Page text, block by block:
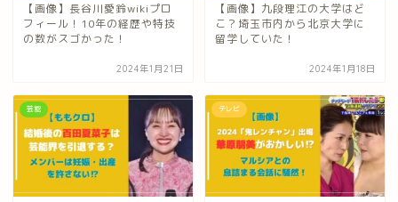
【画像】長谷川愛鈴wikiプロ
フィール！10年の経歴や特技
の数がスゴかった！
2024年1月21日
【画像】九段理江の大学はど
こ？埼玉市内から北京大学に
留学していた！
2024年1月18日
芸能 テレビ